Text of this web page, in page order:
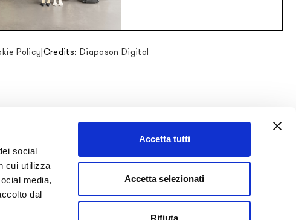
social
cui utilizza
media,
dal
Accetta tutti
Accetta selezionati
Rifiuta
Policy|Credits: Diapason Digital